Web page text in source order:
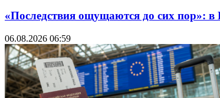
«Последствия ощущаются до сих пор»:
06.08.2026 06:59